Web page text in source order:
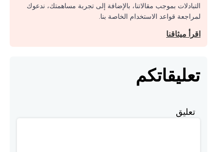
التبادلات بموجب مقالاتنا، بالإضافة إلى تجربة مساهمتك، ندعوك
لمراجعة قواعد الاستخدام الخاصة بنا.
اقرأ ميثاقنا
تعليقاتكم
تعليق